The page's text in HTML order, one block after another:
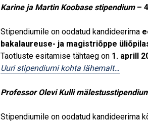
Karine ja Martin Koobase stipendium–
Stipendiumile on oodatud kandideerima
bakalaureuse- ja magistriõppe
Taotluste esitamise tähtaeg on 1. aprill
Uuri stipendiumi kohta lähemalt…
Professor Olevi Kulli
Stipendiumile on oodatud kandideerima